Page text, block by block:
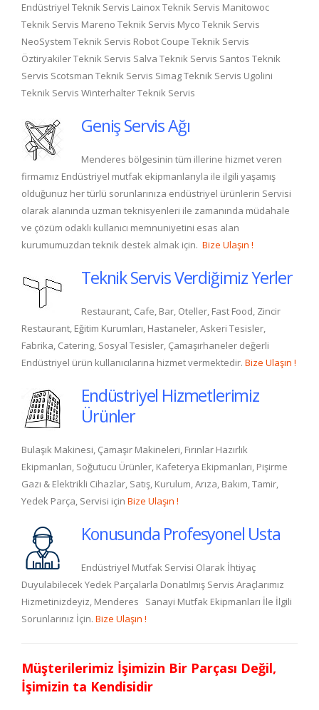
Endüstriyel Teknik Servis Lainox Teknik Servis Manitowoc
Teknik Servis Mareno Teknik Servis Myco Teknik Servis
NeoSystem Teknik Servis Robot Coupe Teknik Servis
Öztiryakiler Teknik Servis Salva Teknik Servis Santos Teknik
Servis Scotsman Teknik Servis Simag Teknik Servis Ugolini
Teknik Servis Winterhalter Teknik Servis
Geniş Servis Ağı
Menderes bölgesinin tüm illerine hizmet veren
firmamız Endüstriyel mutfak ekipmanlarıyla ile ilgili yaşamış
olduğunuz her türlü sorunlarınıza endüstriyel ürünlerin Servisi
olarak alanında uzman teknisyenleri ile zamanında müdahale
ve çözüm odaklı kullanıcı memnuniyetini esas alan
kurumumuzdan teknik destek almak için. Bize Ulaşın !
Teknik Servis Verdiğimiz Yerler
Restaurant, Cafe, Bar, Oteller, Fast Food, Zincir
Restaurant, Eğitim Kurumları, Hastaneler, Askeri Tesisler,
Fabrika, Catering, Sosyal Tesisler, Çamaşırhaneler değerli
Endüstriyel ürün kullanıcılarına hizmet vermektedir. Bize Ulaşın !
Endüstriyel Hizmetlerimiz
Ürünler
Bulaşık Makinesi, Çamaşır Makineleri, Fırınlar Hazırlık
Ekipmanları, Soğutucu Ürünler, Kafeterya Ekipmanları, Pişirme
Gazı & Elektrikli Cihazlar, Satış, Kurulum, Arıza, Bakım, Tamir,
Yedek Parça, Servisi için Bize Ulaşın !
Konusunda Profesyonel Usta
Endüstriyel Mutfak Servisi Olarak İhtiyaç
Duyulabilecek Yedek Parçalarla Donatılmış Servis Araçlarımız
Hizmetinizdeyiz, Menderes Sanayi Mutfak Ekipmanları İle İlgili
Sorunlarınız İçin. Bize Ulaşın !
Müşterilerimiz İşimizin Bir Parçası Değil,
İşimizin ta Kendisidir